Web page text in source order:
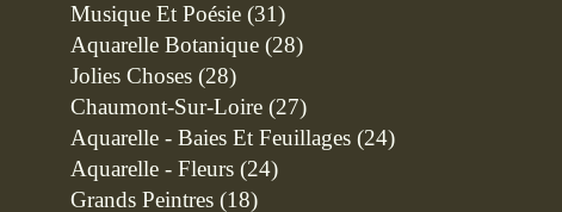
Musique Et Poésie (31)
Aquarelle Botanique (28)
Jolies Choses (28)
Chaumont-Sur-Loire (27)
Aquarelle - Baies Et Feuillages (24)
Aquarelle - Fleurs (24)
Grands Peintres (18)